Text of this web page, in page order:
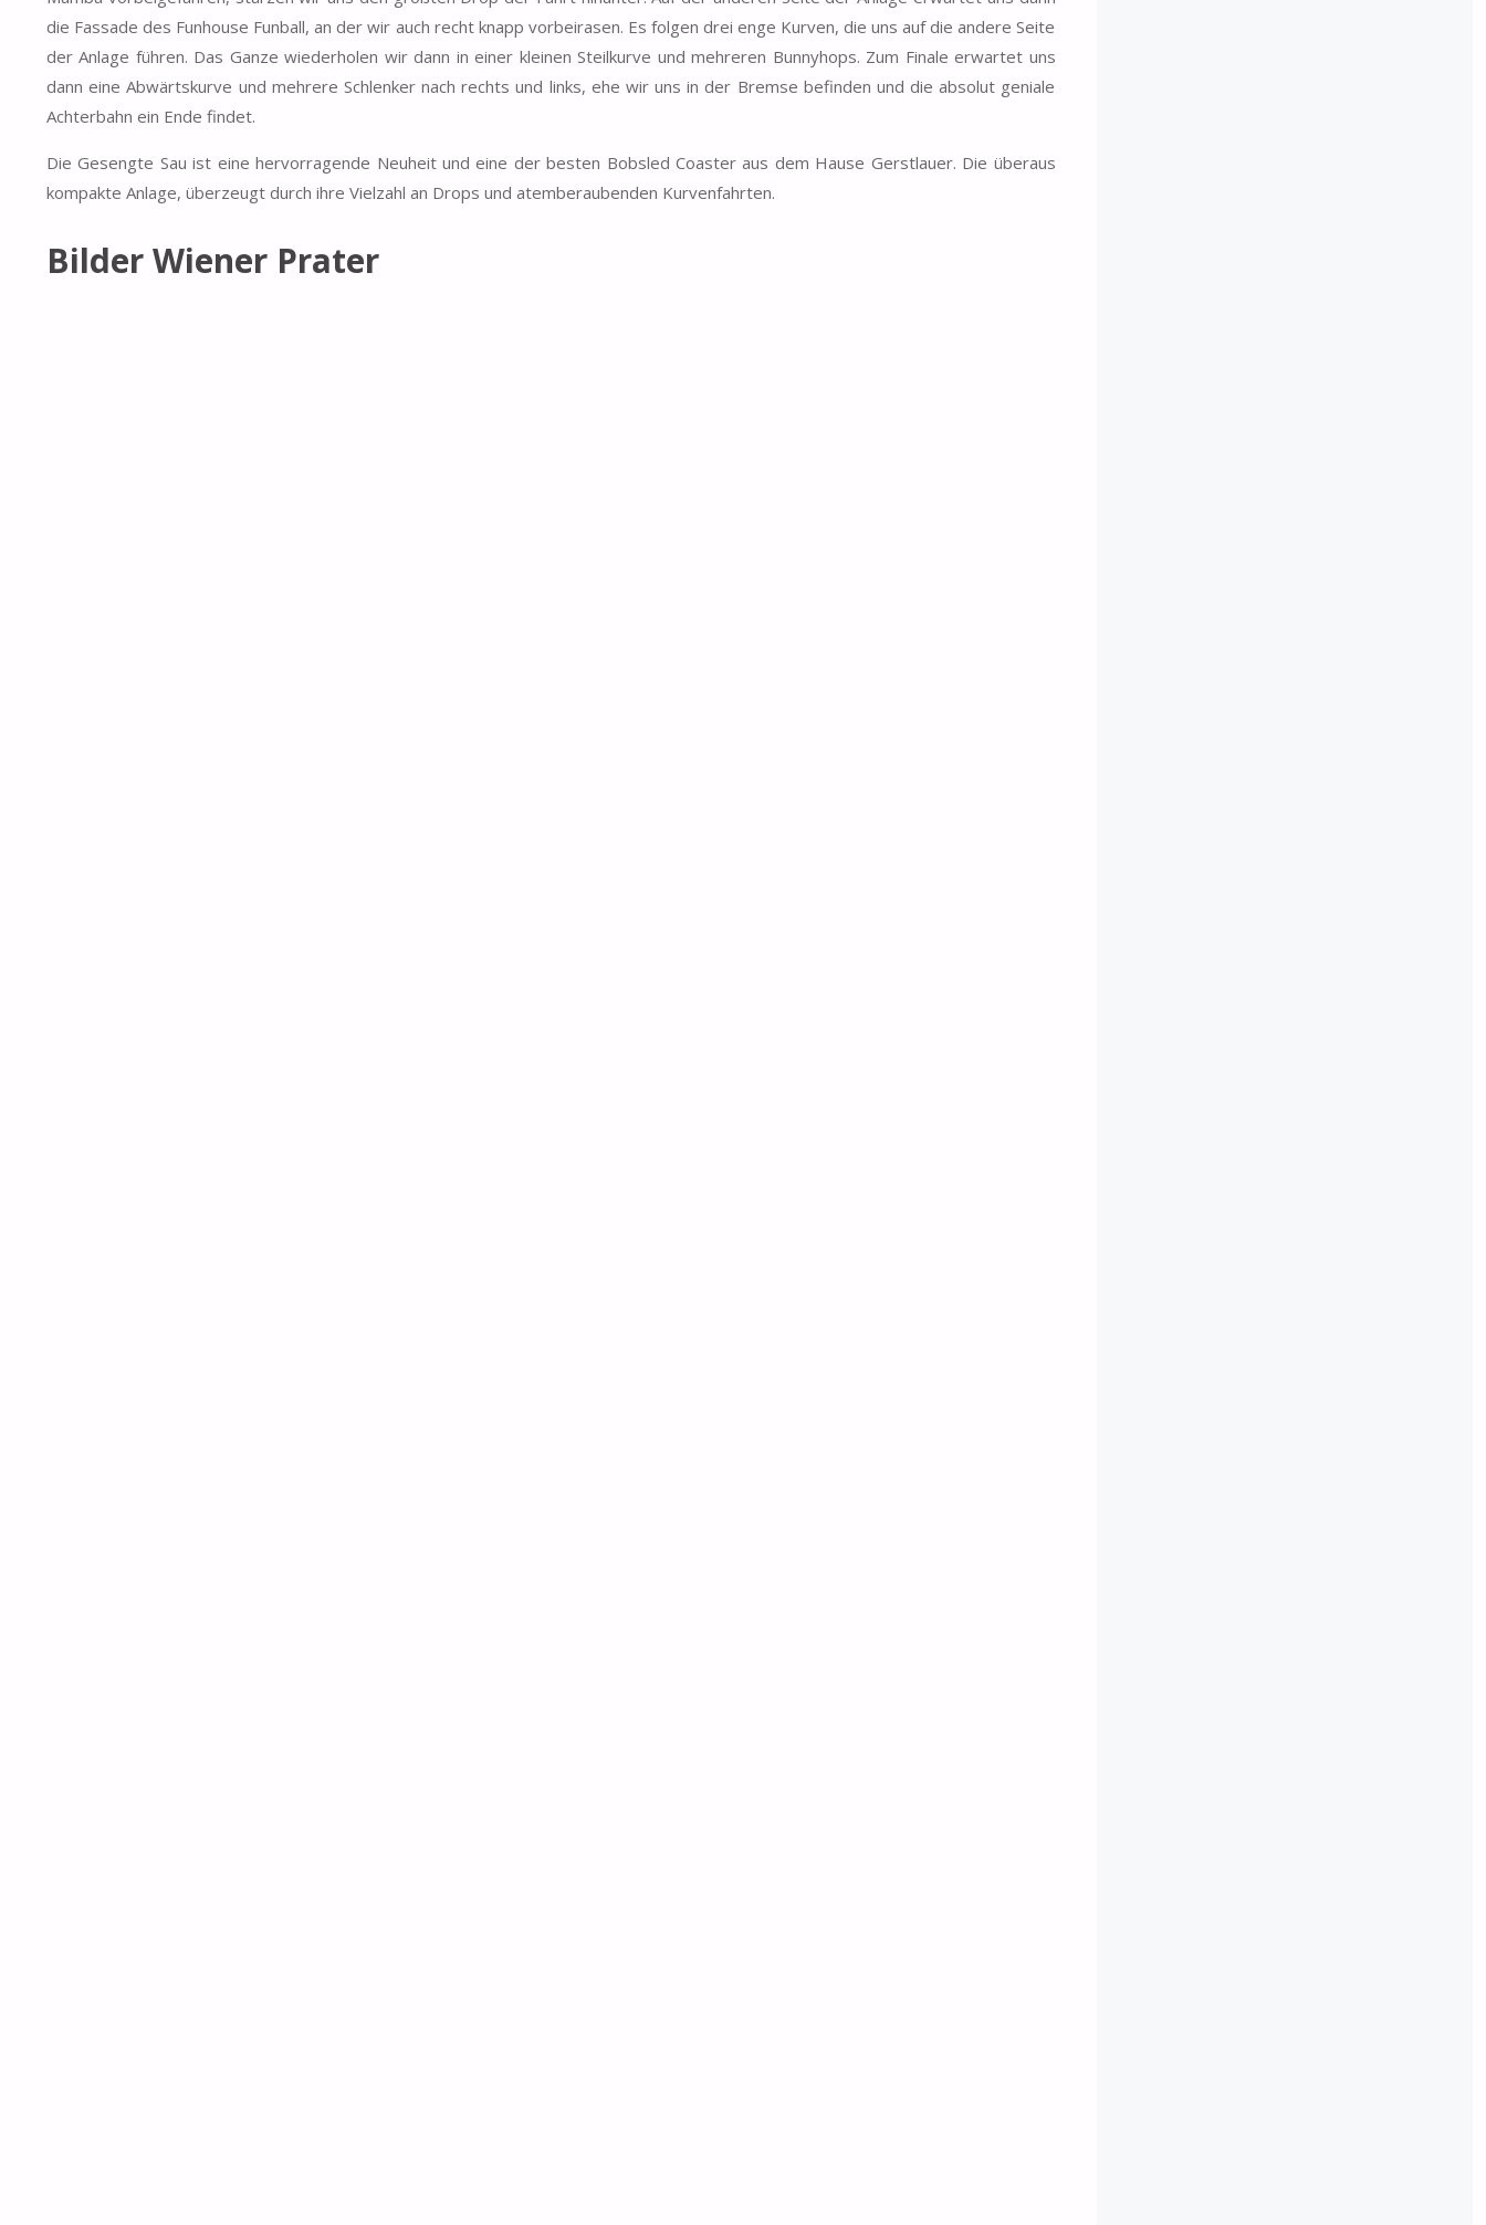
die Fassade des Funhouse Funball, an der wir auch recht knapp vorbeirasen. Es folgen drei enge Kurven, die uns auf die andere Seite
der Anlage führen. Das Ganze wiederholen wir dann in einer kleinen Steilkurve und mehreren Bunnyhops. Zum Finale erwartet uns
dann eine Abwärtskurve und mehrere Schlenker nach rechts und links, ehe wir uns in der Bremse befinden und die absolut geniale
Achterbahn ein Ende findet.
Die Gesengte Sau ist eine hervorragende Neuheit und eine der besten Bobsled Coaster aus dem Hause Gerstlauer. Die überaus
kompakte Anlage, überzeugt durch ihre Vielzahl an Drops und atemberaubenden Kurvenfahrten.
Bilder Wiener Prater